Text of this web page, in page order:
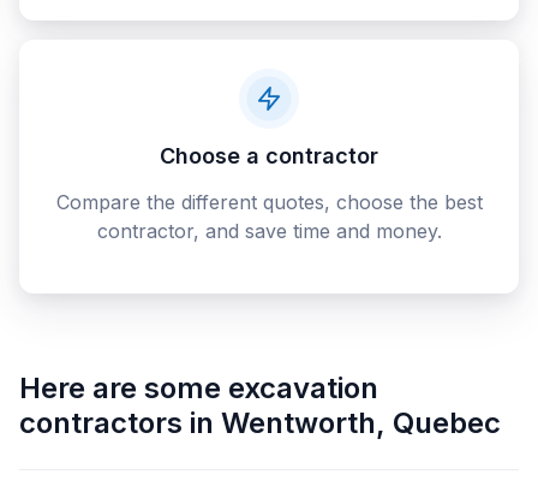
Choose a contractor
Compare the different quotes, choose the best
contractor, and save time and money.
Here are some excavation
contractors in Wentworth, Quebec